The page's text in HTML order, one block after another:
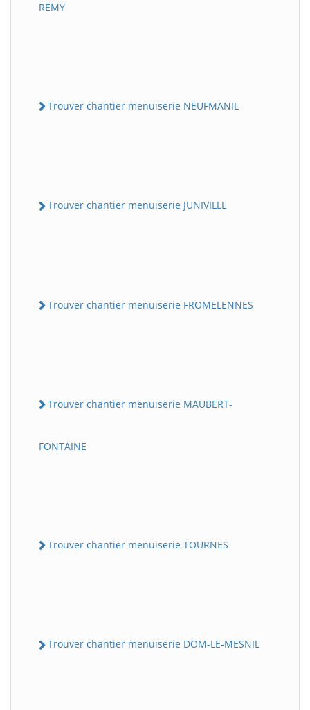
REMY
Trouver chantier menuiserie NEUFMANIL
Trouver chantier menuiserie JUNIVILLE
Trouver chantier menuiserie FROMELENNES
Trouver chantier menuiserie MAUBERT-
FONTAINE
Trouver chantier menuiserie TOURNES
Trouver chantier menuiserie DOM-LE-MESNIL